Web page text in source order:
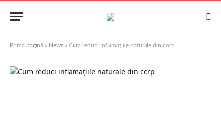
Prima pagină » News » Cum reduci inflamațiile naturale din corp